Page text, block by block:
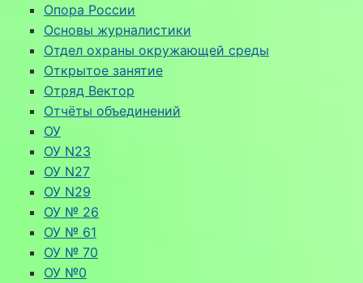
Опора России
Основы журналистики
Отдел охраны окружающей среды
Открытое занятие
Отряд Вектор
Отчёты объединений
ОУ
ОУ N23
ОУ N27
ОУ N29
ОУ № 26
ОУ № 61
ОУ № 70
ОУ №0